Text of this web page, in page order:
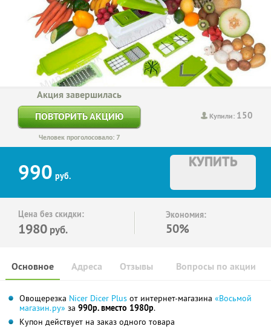
Купили: 150
Акция завершилась
ПОВТОРИТЬ АКЦИЮ
Человек проголосовало: 7
990 руб.
КУПИТЬ
Цена без скидки:
1980 руб.
Экономия:
50%
Основное Отзывы Вопросы по акции
Адреса
Овощерезка Nicer Dicer Plus от интернет-магазина «Восьмой
магазин.ру» за 990р. вместо 1980р.
Купон действует на заказ одного товара